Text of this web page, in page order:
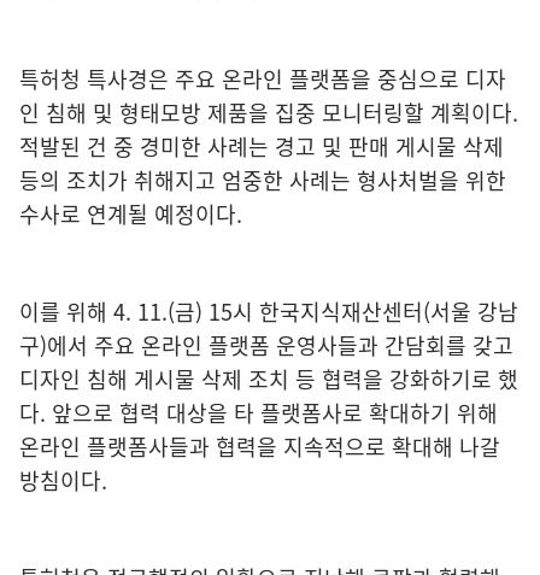
특허청 특사경은 주요 온라인 플랫폼을 중심으로 디자
인 침해 및 형태모방 제품을 집중 모니터링할 계획이다.
적발된 건 중 경미한 사례는 경고 및 판매 게시물 삭제
등의 조치가 취해지고 엄중한 사례는 형사처벌을 위한
수사로 연계될 예정이다.
이를 위해 4. 11.(금) 15시 한국지식재산센터(서울 강남
구)에서 주요 온라인 플랫폼 운영사들과 간담회를 갖고
디자인 침해 게시물 삭제 조치 등 협력을 강화하기로 했
다. 앞으로 협력 대상을 타 플랫폼사로 확대하기 위해
온라인 플랫폼사들과 협력을 지속적으로 확대해 나갈
방침이다.